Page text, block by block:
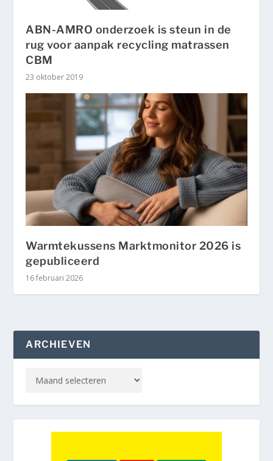
ABN-AMRO onderzoek is steun in de
rug voor aanpak recycling matrassen
CBM
23 oktober 2019
Warmtekussens Marktmonitor 2026 is
gepubliceerd
16 februari 2026
ARCHIEVEN